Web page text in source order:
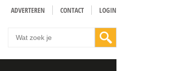
ADVERTEREN CONTACT LOGIN